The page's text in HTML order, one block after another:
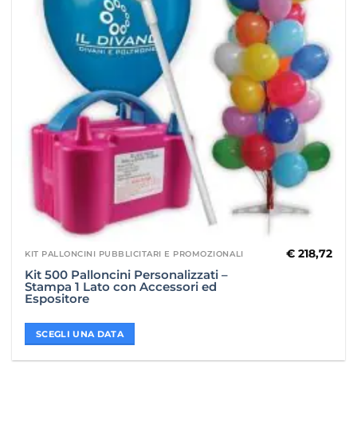
KIT PALLONCINI PUBBLICITARI E PROMOZIONALI
Kit 500 Palloncini Personalizzati –
Stampa 1 Lato con Accessori ed
Espositore
€218,72
SCEGLI UNA DATA